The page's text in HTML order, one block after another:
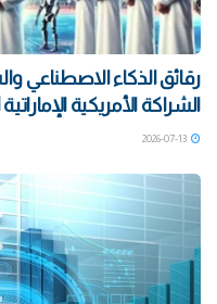
رقائق الذكاء الاصطناعي
الشراكة الأمريكية